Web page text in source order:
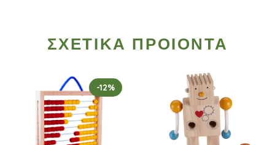
ΣΧΕΤΙΚΑ ΠΡΟΙΟΝΤΑ
-12%